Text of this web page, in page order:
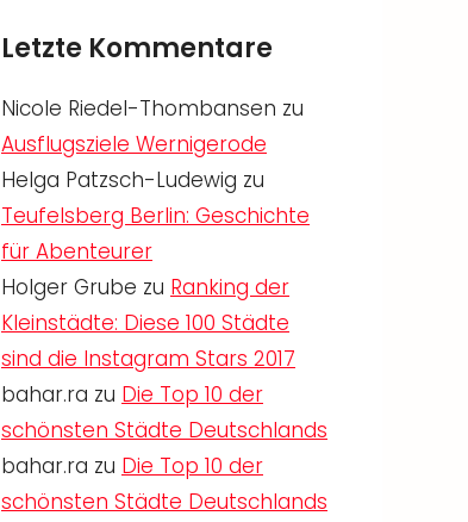
Letzte Kommentare
Nicole Riedel-Thombansen zu
Ausflugsziele Wernigerode
Helga Patzsch-Ludewig zu
Teufelsberg Berlin: Geschichte
für Abenteurer
Holger Grube zu Ranking der
Kleinstädte: Diese 100 Städte
sind die Instagram Stars 2017
bahar.ra zu Die Top 10 der
schönsten Städte Deutschlands
bahar.ra zu Die Top 10 der
schönsten Städte Deutschlands